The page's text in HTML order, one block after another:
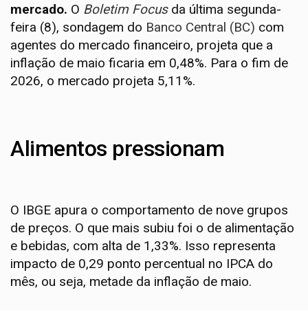
mercado. O Boletim Focusda última segunda-
feira (8), sondagem do Banco Central (BC) com
agentes do mercado financeiro, projeta que a
inflação de maio ficaria em 0,48%. Para o fim de
2026, o mercado projeta 5,11%.
Alimentos pressionam
O IBGE apura o comportamento de nove grupos
de preços. O que mais subiu foi o de alimentação
e bebidas, com alta de 1,33%. Isso representa
impacto de 0,29 ponto percentual no IPCA do
mês, ou seja, metade da inflação de maio.